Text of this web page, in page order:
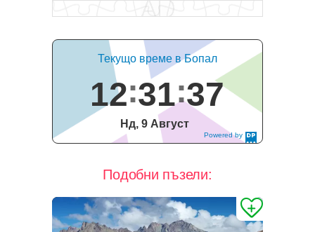
Powered by
DaysPedia.c
Текущо време в Бопал
12 31 37
Нд, 9 Август
Подобни пъзели: